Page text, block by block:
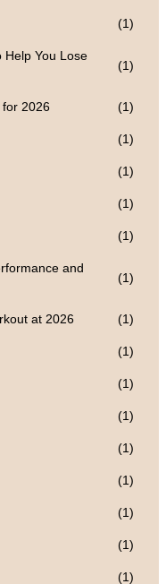
(1)
Help You Lose
(1)
2026 (1)
(1)
(1)
(1)
(1)
and
(1)
at 2026 (1)
(1)
(1)
(1)
(1)
(1)
(1)
(1)
(1)